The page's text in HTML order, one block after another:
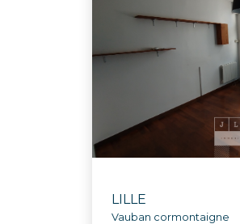
LILLE
Vauban cormontaigne